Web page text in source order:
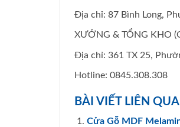
Địa chỉ: 87 Bình Long,
XƯỞNG & TỔNG KHO
Địa chỉ: 361 TX 25,
Hotline: 0845.308.308
BÀI VIẾT LIÊN
Cửa Gỗ MDF